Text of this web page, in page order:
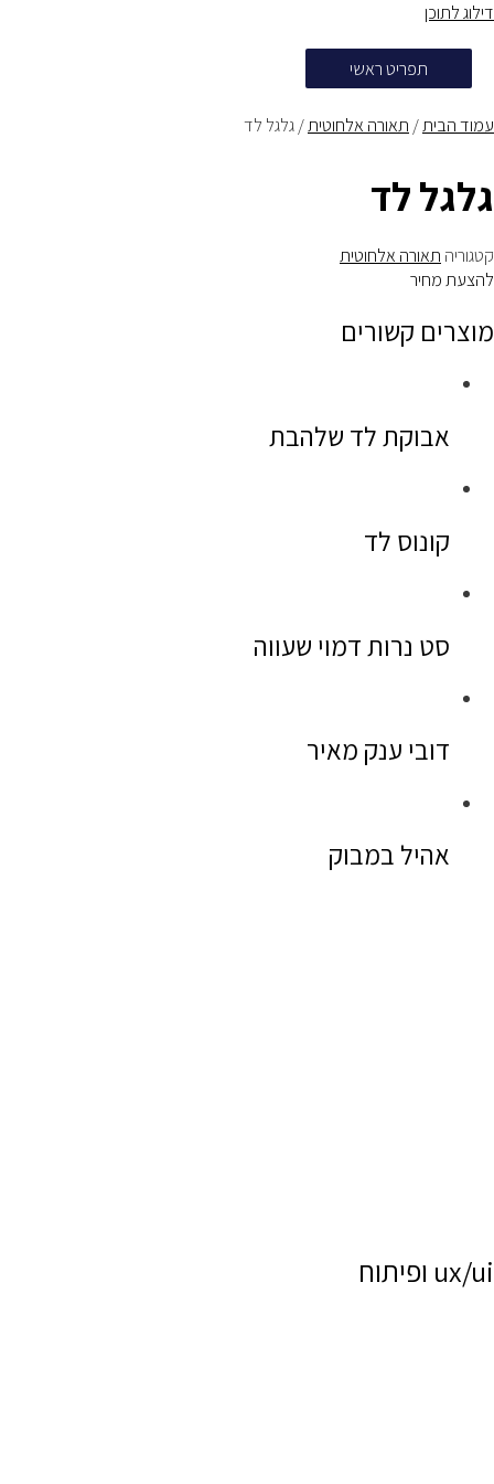
דילוג לתוכן
תפריט ראשי
עמוד הבית/ תאורה אלחוטית/ גלגל לד
גלגל לד
קטגוריה תאורה אלחוטית
להצעת מחיר
מוצרים קשורים
אבוקת לד שלהבת
קונוס לד
סט נרות דמוי שעווה
דובי ענק מאיר
אהיל במבוק
ux/ui ופיתוח